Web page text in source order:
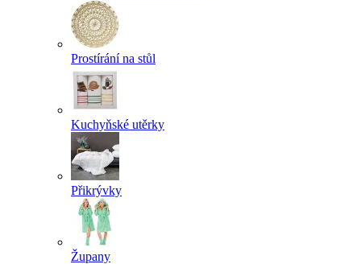
Prostírání na stůl
Kuchyňské utěrky
Přikrývky
Župany